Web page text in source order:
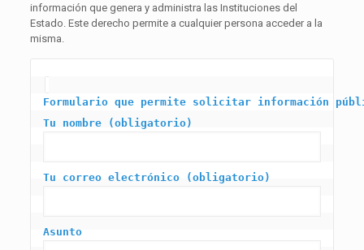
información que genera y administra las Instituciones del
Estado. Este derecho permite a cualquier persona acceder a la
misma.
Formulario que permite solicitar información
Tu nombre (obligatorio)
Tu correo electrónico (obligatorio)
Asunto